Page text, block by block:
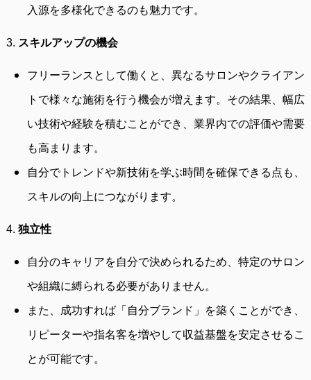
入源を多様化できるのも魅力です。
3. スキルアップの機会
フリーランスとして働くと、異なるサロンやクライアン
トで様々な施術を行う機会が増えます。その結果、幅広
い技術や経験を積むことができ、業界内での評価や需要
も高まります。
自分でトレンドや新技術を学ぶ時間を確保できる点も、
スキルの向上につながります。
4. 独立性
自分のキャリアを自分で決められるため、特定のサロン
や組織に縛られる必要がありません。
また、成功すれば「自分ブランド」を築くことができ、
リピーターや指名客を増やして収益基盤を安定させるこ
とが可能です。